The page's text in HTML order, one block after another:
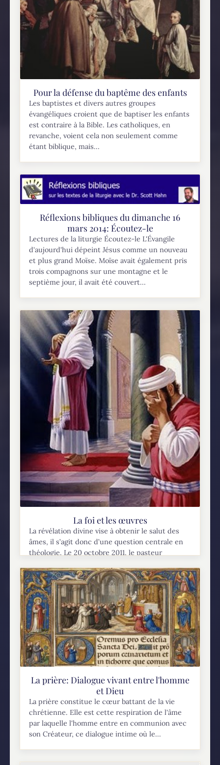
Pour la défense du baptême des enfants
Les baptistes et divers autres groupes
évangéliques croient que de baptiser les enfants
est contraire à la Bible. Les catholiques, en
revanche, voient cela non seulement comme
étant biblique, mais...
Réflexions bibliques du dimanche 16
mars 2014: Écoutez-le
Lectures de la liturgie Écoutez-le L'Évangile
d'aujourd'hui dépeint Jésus comme un nouveau
et plus grand Moïse. Moïse avait également pris
trois compagnons sur une montagne et le
septième jour, il avait été couvert...
La foi et les œuvres
La révélation divine vise à obtenir le salut des
âmes, il s’agit donc d’une question centrale en
théologie. Le 20 octobre 2011, le pasteur
La prière: Dialogue vivant entre l'homme
et Dieu
La prière constitue le cœur battant de la vie
chrétienne. Elle est cette respiration de l'âme
par laquelle l'homme entre en communion avec
son Créateur, ce dialogue intime où le...